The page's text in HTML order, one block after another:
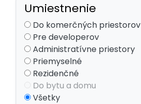
Umiestnenie
Do komerčných priestorov
Pre developerov
Administratívne priestory
Priemyselné
Rezidenčné
Do bytu a domu
Všetky